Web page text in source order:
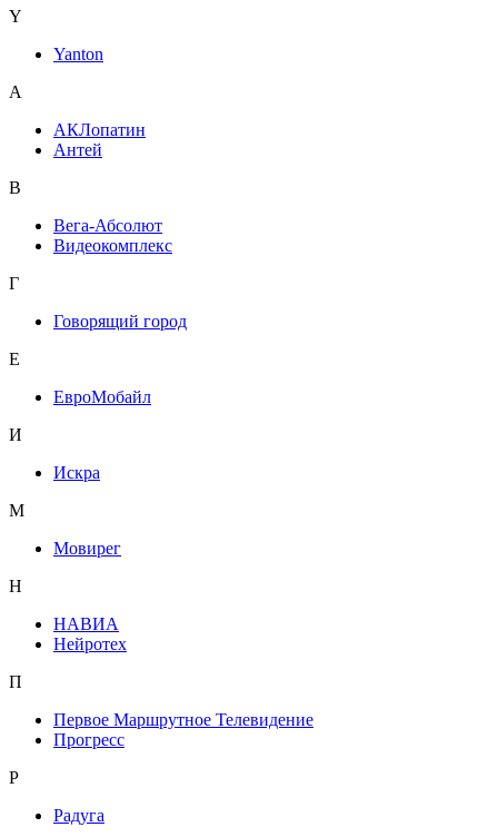
Y
Yanton
А
АКЛопатин
Антей
В
Вега-Абсолют
Видеокомплекс
Г
Говорящий город
Е
ЕвроМобайл
И
Искра
М
Мовирег
Н
НАВИА
Нейротех
П
Первое Маршрутное Телевидение
Прогресс
Р
Радуга